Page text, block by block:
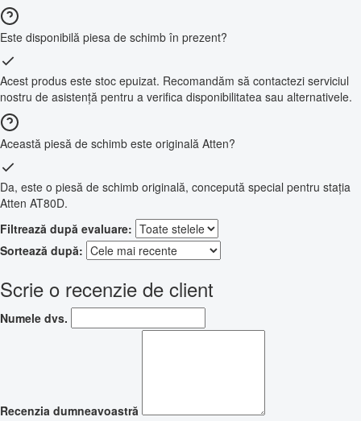
Este disponibilă piesa de schimb în prezent?
Acest produs este stoc epuizat. Recomandăm să contactezi serviciul
nostru de asistență pentru a verifica disponibilitatea sau alternativele.
Această piesă de schimb este originală Atten?
Da, este o piesă de schimb originală, concepută special pentru stația
Atten AT80D.
Filtrează după evaluare:
Sortează după:
Scrie o recenzie de client
Numele dvs.
Recenzia dumneavoastră